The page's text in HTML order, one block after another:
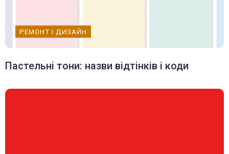
РЕМОНТ І ДИЗАЙН
Пастельні тони: назви відтінків і коди